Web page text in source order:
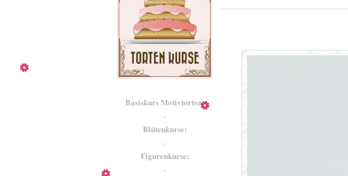
Basiskurs Motivtorten:
-
Blütenkurse:
-
Figurenkurse:
-